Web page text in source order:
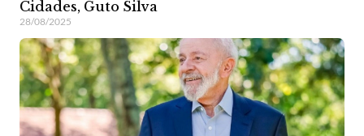
Cidades, Guto Silva
28/08/2025